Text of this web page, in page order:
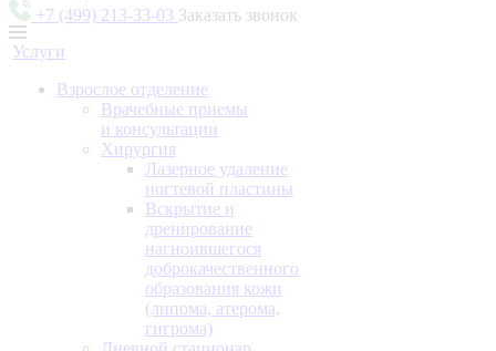
+7 (499) 213-33-03 Заказать звонок
Услуги
Взрослое отделение
Врачебные приемы
и консультации
Хирургия
Лазерное удаление
ногтевой пластины
Вскрытие и
дренирование
нагноившегося
доброкачественного
образования кожи
(липома, атерома,
гигрома)